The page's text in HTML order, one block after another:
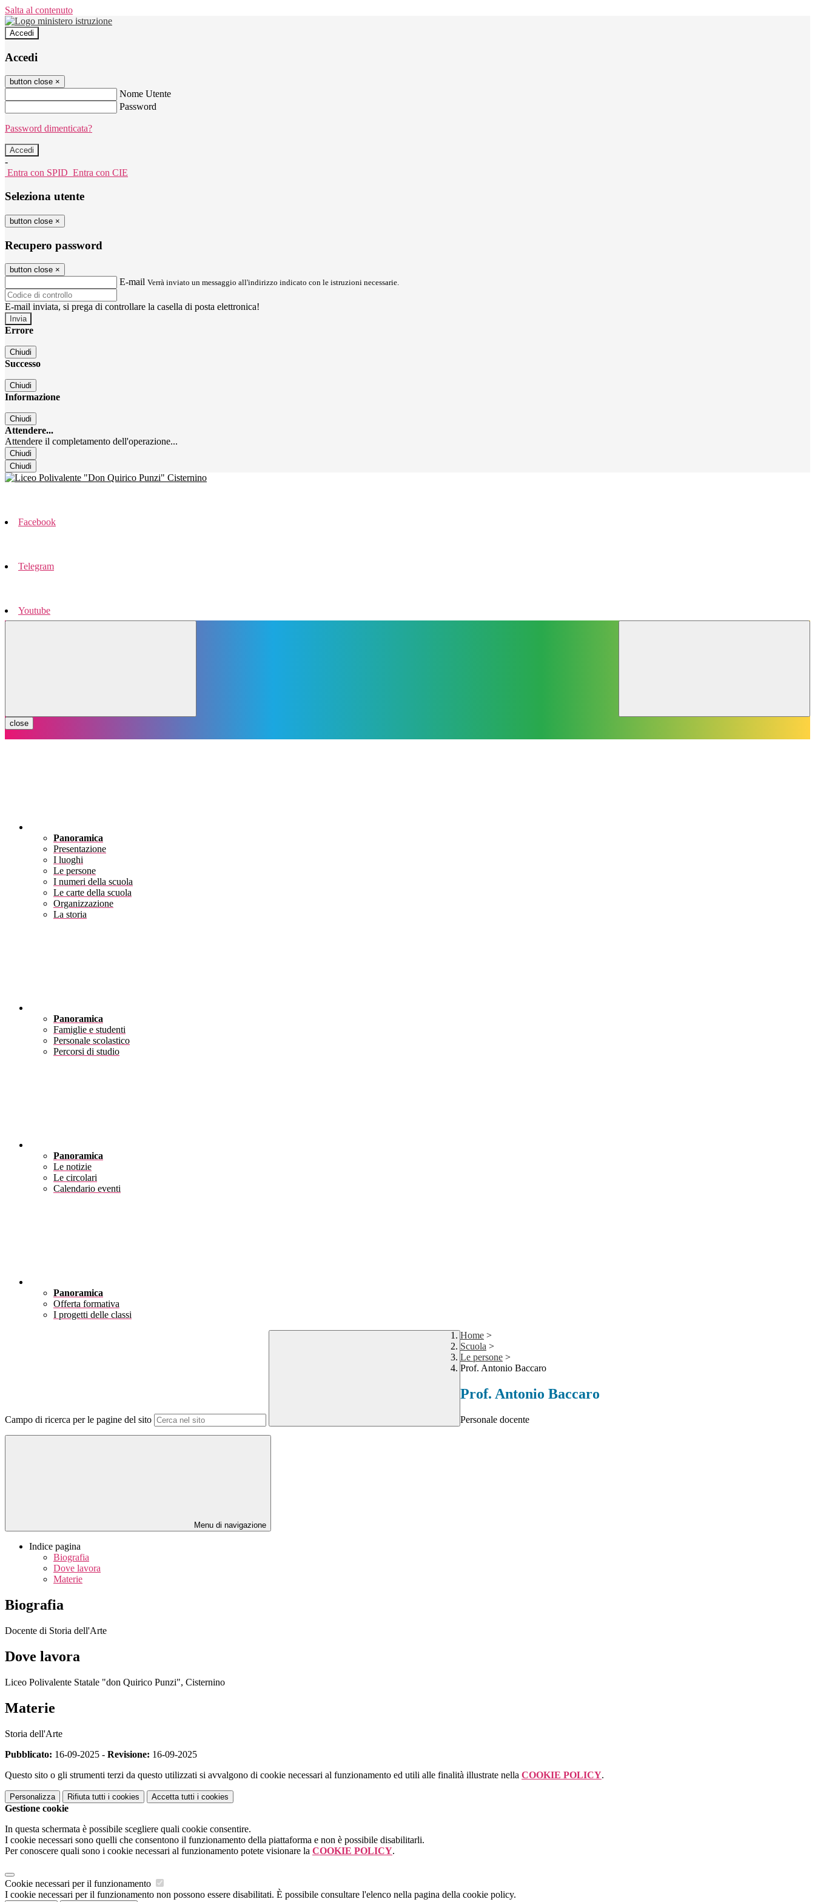
Salta al contenuto
Accedi
Accedi
button close ×
Nome Utente
Password
Password dimenticata?
-
Entra con SPID Entra con CIE
Seleziona utente
button close ×
Recupero password
button close ×
E-mail Verrà inviato un messaggio all'indirizzo indicato con le istruzioni necessarie.
E-mail inviata, si prega di controllare la casella di posta elettronica!
Errore
Chiudi
Successo
Chiudi
Informazione
Chiudi
Attendere...
Attendere il completamento dell'operazione...
Chiudi
Chiudi
Facebook
Telegram
Youtube
close
Panoramica
Presentazione
I luoghi
Le persone
I numeri della scuola
Le carte della scuola
Organizzazione
La storia
Panoramica
Famiglie e studenti
Personale scolastico
Percorsi di studio
Panoramica
Le notizie
Le circolari
Calendario eventi
Panoramica
Offerta formativa
I progetti delle classi
Campo di ricerca per le pagine del sito
Home >
Scuola >
Le persone >
Prof. Antonio Baccaro
Prof. Antonio Baccaro
Personale docente
Menu di navigazione
Indice pagina
Biografia
Dove lavora
Materie
Biografia
Docente di Storia dell'Arte
Dove lavora
Liceo Polivalente Statale "don Quirico Punzi", Cisternino
Materie
Storia dell'Arte
Pubblicato: 16-09-2025 - Revisione: 16-09-2025
Questo sito o gli strumenti terzi da questo utilizzati si avvalgono di cookie necessari al funzionamento ed utili alle finalità illustrate nella COOKIE POLICY.
Personalizza Rifiuta tutti i cookies Accetta tutti i cookies
Gestione cookie
In questa schermata è possibile scegliere quali cookie consentire.
I cookie necessari sono quelli che consentono il funzionamento della piattaforma e non è possibile disabilitarli.
Per conoscere quali sono i cookie necessari al funzionamento potete visionare la COOKIE POLICY.
Cookie necessari per il funzionamento
I cookie necessari per il funzionamento non possono essere disabilitati. È possibile consultare l'elenco nella pagina della cookie policy.